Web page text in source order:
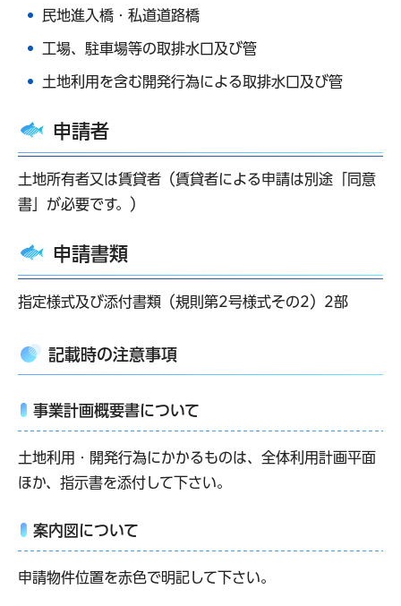
民地進入橋・私道道路橋
工場、駐車場等の取排水口及び管
土地利用を含む開発行為による取排水口及び管
申請者
土地所有者又は賃貸者（賃貸者による申請は別途「同意
書」が必要です。）
申請書類
指定様式及び添付書類（規則第2号様式その2）2部
記載時の注意事項
事業計画概要書について
土地利用・開発行為にかかるものは、全体利用計画平面
ほか、指示書を添付して下さい。
案内図について
申請物件位置を赤色で明記して下さい。